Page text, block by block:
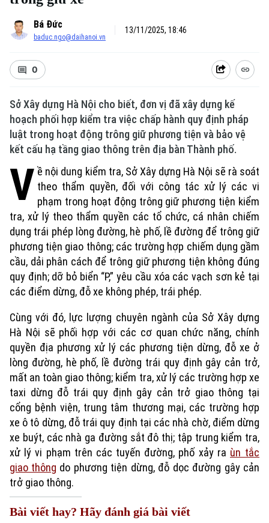
Bá Đức
baduc.ngo@daihanoi.vn
13/11/2025, 18:46
0
Sở Xây dựng Hà Nội cho biết, đơn vị đã xây dựng kế
hoạch phối hợp kiểm tra việc chấp hành quy định pháp
luật trong hoạt động trông giữ phương tiện và bảo vệ
kết cấu hạ tầng giao thông trên địa bàn Thành phố.
V ề nội dung kiểm tra, Sở Xây dựng Hà Nội sẽ rà soát
theo thẩm quyền, đối với công tác xử lý các vi
phạm trong hoạt động trông giữ phương tiện kiểm
tra, xử lý theo thẩm quyền các tổ chức, cá nhân chiếm
dụng trái phép lòng đường, hè phố, lề đường để trông giữ
phương tiện giao thông; các trường hợp chiếm dụng gầm
cầu, dải phân cách để trông giữ phương tiện không đúng
quy định; dỡ bỏ biển “P,” yêu cầu xóa các vạch sơn kẻ tại
các điểm dừng, đỗ xe không phép, trái phép.
Cùng với đó, lực lượng chuyên ngành của Sở Xây dựng
Hà Nội sẽ phối hợp với các cơ quan chức năng, chính
quyền địa phương xử lý các phương tiện dừng, đỗ xe ở
lòng đường, hè phố, lề đường trái quy định gây cản trở,
mất an toàn giao thông; kiểm tra, xử lý các trường hợp xe
taxi dừng đỗ trái quy định gây cản trở giao thông tại
cổng bệnh viện, trung tâm thương mại, các trường hợp
xe ô tô dừng, đỗ trái quy định tại các nhà chờ, điểm dừng
xe buýt, các nhà ga đường sắt đô thị; tập trung kiểm tra,
xử lý vi phạm trên các tuyến đường, phố xảy ra ùn tắc
giao thông do phương tiện dừng, đỗ dọc đường gây cản
trở giao thông.
Bài viết hay? Hãy đánh giá bài viết